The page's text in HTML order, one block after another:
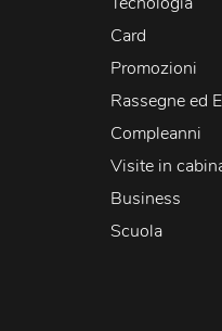
Card
Promozioni
Rassegne ed
Compleanni
Visite in
Business
Scuola